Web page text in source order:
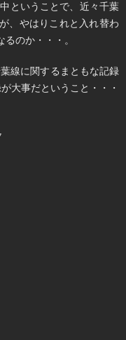
ということで、近々千葉
、やはりこれと入れ替わ
のか・・・。
線に関するまともな記録
大事だということ・・・